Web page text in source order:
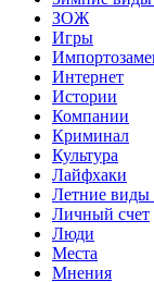
ЗОЖ
Игры
Интернет
Истории
Компании
Криминал
Культура
Лайфхаки
Летние виды
Личный счет
Люди
Места
Мнения